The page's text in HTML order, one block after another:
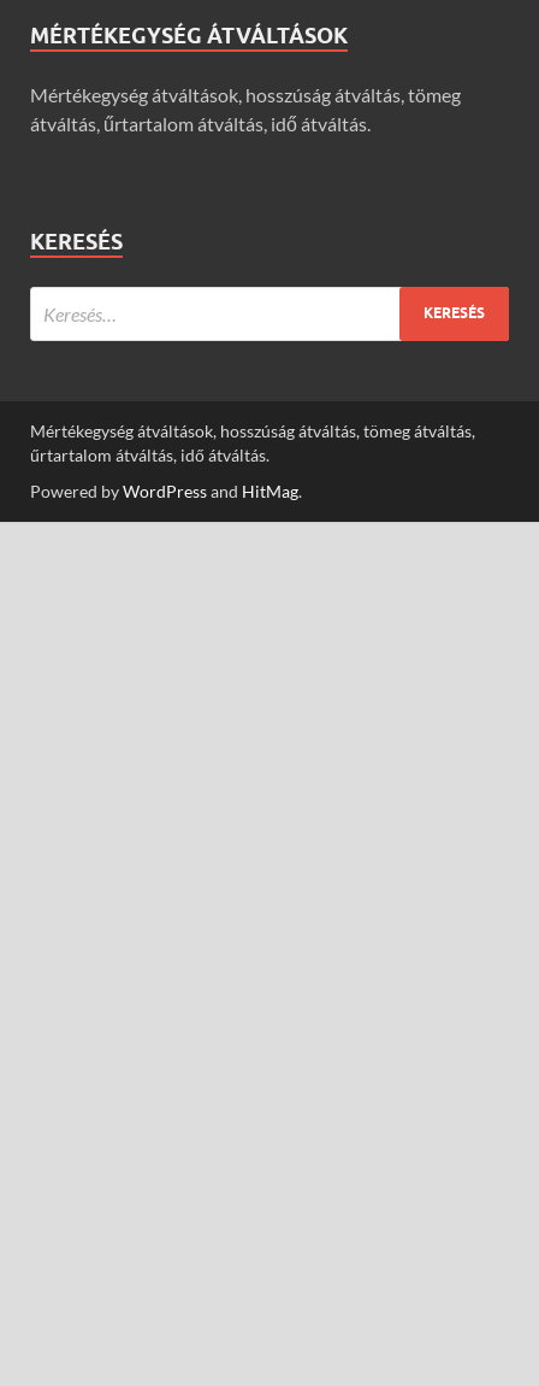
MÉRTÉKEGYSÉG ÁTVÁLTÁSOK
Mértékegység átváltások, hosszúság átváltás, tömeg
átváltás, űrtartalom átváltás, idő átváltás.
KERESÉS
Mértékegység átváltások, hosszúság átváltás, tömeg átváltás,
űrtartalom átváltás, idő átváltás.
Powered byWordPressand HitMag.